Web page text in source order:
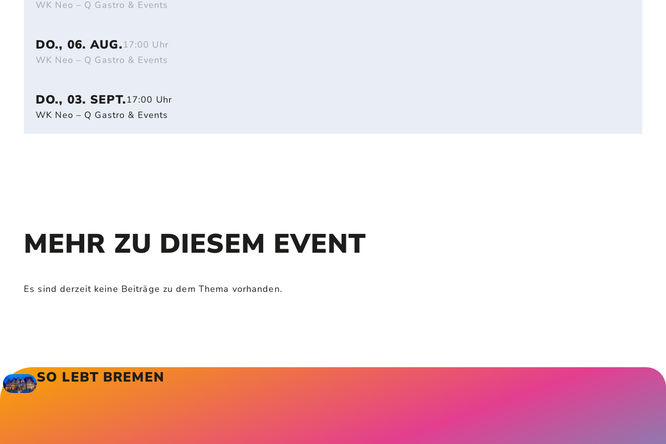
WK Neo – Q Gastro & Events
DO., 06. AUG.17:00 Uhr
WK Neo – Q Gastro & Events
DO., 03. SEPT.17:00 Uhr
WK Neo – Q Gastro & Events
MEHR ZU DIESEM EVENT
Es sind derzeit keine Beiträge zu dem Thema vorhanden.
SO LEBT BREMEN